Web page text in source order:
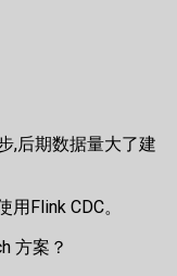
,后期数据量大了建
Flink CDC。
方案？